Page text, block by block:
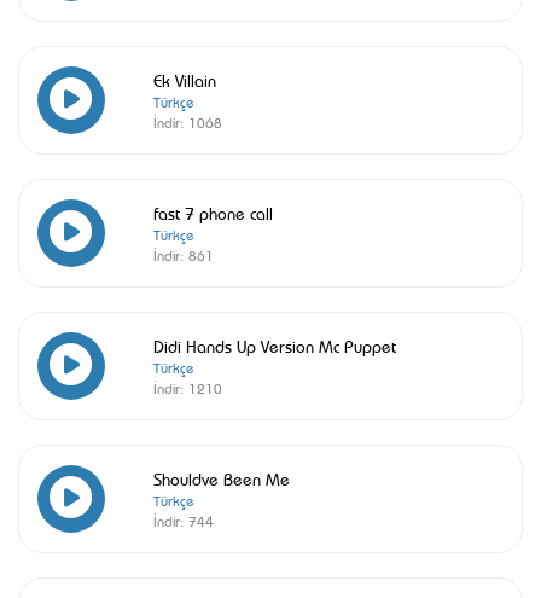
Ek Villain
Türkçe
İndir: 1068
fast 7 phone call
Türkçe
İndir: 861
Didi Hands Up Version Mc Puppet
Türkçe
İndir: 1210
Shouldve Been Me
Türkçe
İndir: 744